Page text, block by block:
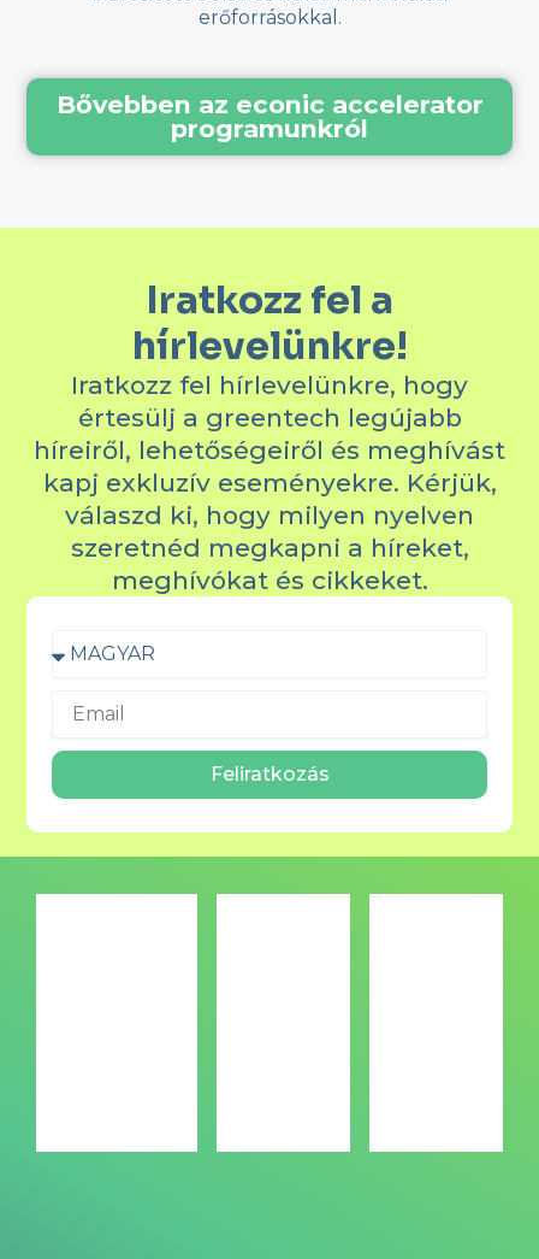
erőforrásokkal.
Bővebben az econic accelerator
programunkról
Iratkozz fel a
hírlevelünkre!
Iratkozz fel hírlevelünkre, hogy
értesülj a greentech legújabb
híreiről, lehetőségeiről és meghívást
kapj exkluzív eseményekre. Kérjük,
válaszd ki, hogy milyen nyelven
szeretnéd megkapni a híreket,
meghívókat és cikkeket.
Feliratkozás